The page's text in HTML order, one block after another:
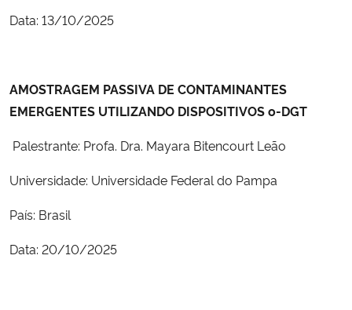
Data: 13/10/2025
AMOSTRAGEM PASSIVA DE CONTAMINANTES
EMERGENTES UTILIZANDO DISPOSITIVOS o-DGT
Palestrante: Profa. Dra. Mayara Bitencourt Leão
Universidade: Universidade Federal do Pampa
País: Brasil
Data: 20/10/2025